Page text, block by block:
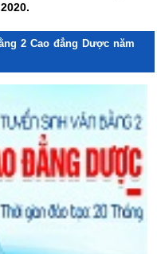
2 Cao đẳng Dược năm